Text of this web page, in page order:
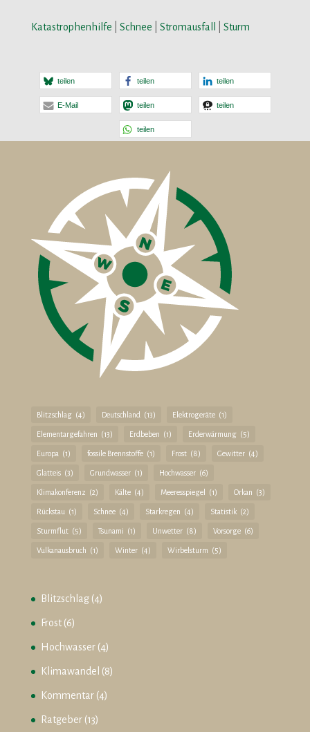
Katastrophenhilfe Schnee Stromausfall Sturm
teilen teilen teilen
E-Mail teilen teilen
teilen
Blitzschlag (4) Deutschland (13) Elektrogeräte (1)
Elementargefahren (13) Erdbeben (1) Erderwärmung (5)
Europa (1) fossile Brennstoffe (1) Frost (8) Gewitter (4)
Glatteis (3) Grundwasser (1) Hochwasser (6)
Klimakonferenz (2) Kälte (4) Meeresspiegel (1) Orkan (3)
Rückstau (1) Schnee (4) Starkregen (4) Statistik (2)
Sturmflut (5) Tsunami (1) Unwetter (8) Vorsorge (6)
Vulkanausbruch (1) Winter (4) Wirbelsturm (5)
Blitzschlag(4)
Frost(6)
Hochwasser(4)
Klimawandel (8)
Kommentar(4)
Ratgeber(13)